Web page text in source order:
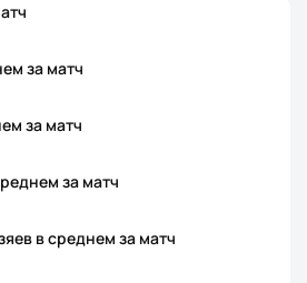
за матч
за матч
за матч
в среднем за матч